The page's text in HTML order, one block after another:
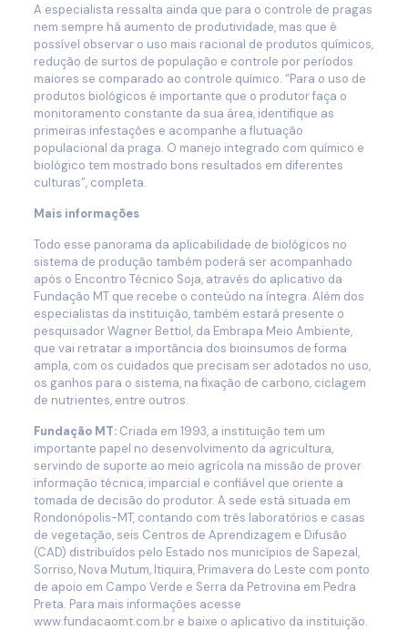
A especialista ressalta ainda que para o controle de pragas
nem sempre há aumento de produtividade, mas que é
possível observar o uso mais racional de produtos químicos,
redução de surtos de população e controle por períodos
maiores se comparado ao controle químico. “Para o uso de
produtos biológicos é importante que o produtor faça o
monitoramento constante da sua área, identifique as
primeiras infestações e acompanhe a flutuação
populacional da praga. O manejo integrado com químico e
biológico tem mostrado bons resultados em diferentes
culturas”, completa.
Mais informações
Todo esse panorama da aplicabilidade de biológicos no
sistema de produção também poderá ser acompanhado
após o Encontro Técnico Soja, através do aplicativo da
Fundação MT que recebe o conteúdo na íntegra. Além dos
especialistas da instituição, também estará presente o
pesquisador Wagner Bettiol, da Embrapa Meio Ambiente,
que vai retratar a importância dos bioinsumos de forma
ampla, com os cuidados que precisam ser adotados no uso,
os ganhos para o sistema, na fixação de carbono, ciclagem
de nutrientes, entre outros.
Fundação MT:Criada em 1993, a instituição tem um
importante papel no desenvolvimento da agricultura,
servindo de suporte ao meio agrícola na missão de prover
informação técnica, imparcial e confiável que oriente a
tomada de decisão do produtor. A sede está situada em
Rondonópolis-MT, contando com três laboratórios e casas
de vegetação, seis Centros de Aprendizagem e Difusão
(CAD) distribuídos pelo Estado nos municípios de Sapezal,
Sorriso, Nova Mutum, Itiquira, Primavera do Leste com ponto
de apoio em Campo Verde e Serra da Petrovina em Pedra
Preta. Para mais informações acesse
www.fundacaomt.com.br e baixe o aplicativo da instituição.